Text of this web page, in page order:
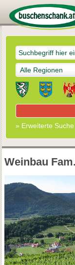
Alle Regionen
» Erweiterte Suche
Weinbau